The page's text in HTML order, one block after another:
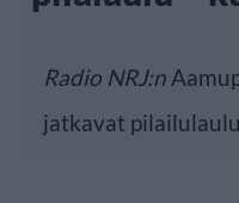
Radio NRJ:n
jatkavat